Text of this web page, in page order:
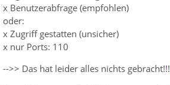
x Benutzerabfrage (empfohlen)
oder:
x Zugriff gestatten (unsicher)
x nur Ports: 110
-->> Das hat leider alles nichts gebracht!!!